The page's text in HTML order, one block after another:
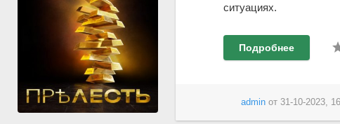
ситуациях.
Подробнее
adminот 31-10-2023,